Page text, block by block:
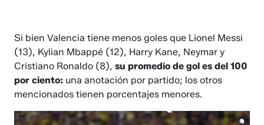
Si bien Valencia tiene menos goles que Lionel Messi
(13), Kylian Mbappé (12), Harry Kane, Neymar y
Cristiano Ronaldo (8),su promedio de gol es del 100
por ciento: una anotación por partido; los otros
mencionados tienen porcentajes menores.